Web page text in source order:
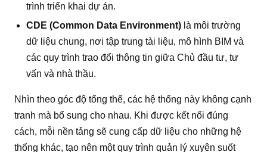
trình triển khai dự án.
CDE (Common Data Environment) là môi trường
dữ liệu chung, nơi tập trung tài liệu, mô hình BIM và
các quy trình trao đổi thông tin giữa Chủ đầu tư, tư
vấn và nhà thầu.
Nhìn theo góc độ tổng thể, các hệ thống này không cạnh
tranh mà bổ sung cho nhau. Khi được kết nối đúng
cách, mỗi nền tảng sẽ cung cấp dữ liệu cho những hệ
thống khác, tạo nên một quy trình quản lý xuyên suốt